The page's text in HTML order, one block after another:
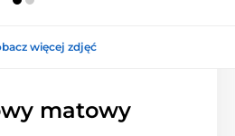
więcej zdjęć
matowy